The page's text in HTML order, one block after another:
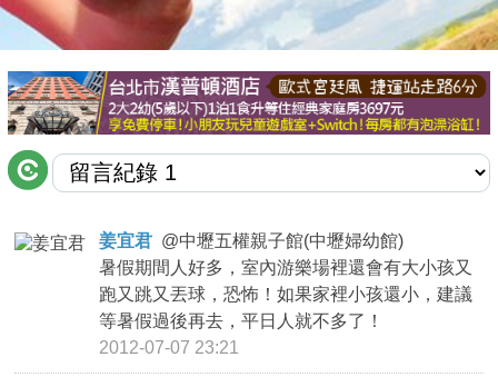
推薦景點
討論區
聯絡我們
APP下載
姜宜君 @中壢五權親子館(中壢婦幼館)
暑假期間人好多，室內游樂場裡還會有大小孩又
跑又跳又丟球，恐怖！如果家裡小孩還小，建議
等暑假過後再去，平日人就不多了！
2012-07-07 23:21